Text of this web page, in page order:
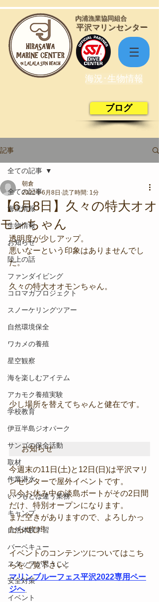
​平沢マリンセンター
​内浦漁業協同組合
海況･生物情報
ブログ
記事
全ての記事
海況情報
生物情報
お知らせ
陸上の話
ファンダイビング
コロマガプロジェクト
スノーケリングツアー
自然環境保全
ワカメの養殖
星空観察
海を楽しむアイテム
アカモク養殖実験
学校教育
伊豆半島ジオパーク
サンゴの保全活動
取材
作業潜水
いつもとは違う業務
キャンプ
自然体験学習
バーベキュー
スタッフが思うこと
安全対策
イベント
全ての記事
【6月8日】久々の特大オオ
モンちゃん
朝倉
2022年6月8日 読了時間: 1分
透明度が少しアップ。
悪いなーという印象はありませんでし
た。
久々の特大オオモンちゃん。
少し場所を替えてちゃんと健在です。
お知らせ
今週末の11日(土)と12日(日)は平沢マリ
ンセンターで屋外イベントです。
只今お休み中の淡島ボートがその2日間
だけ、特別オープンになります。
まだ空きがありますので、よろしかっ
たらぜひ!!
イベントのコンテンツについてはこち
らをご覧下さい。
マリンブルーフェス平沢2022専用ペー
ジへ